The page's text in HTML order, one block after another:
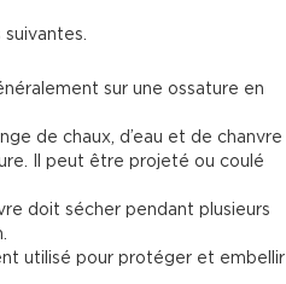
sur une ossature en
de chaux, d’eau et de chanvre
Il peut être projeté ou coulé
doit sécher pendant plusieurs
utilisé pour protéger et embellir